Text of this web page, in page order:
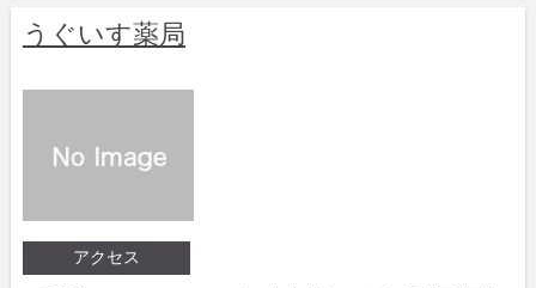
うぐいす薬局
アクセス